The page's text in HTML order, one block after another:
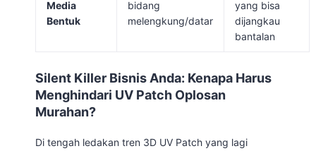
Media
Bentuk
bidang
melengkung/datar
yang bisa
dijangkau
bantalan
Silent Killer Bisnis Anda: Kenapa Harus
Menghindari UV Patch Oplosan
Murahan?
Di tengah ledakan tren 3D UV Patch yang lagi